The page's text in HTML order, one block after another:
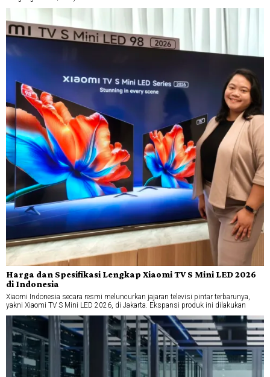
Harga dan Spesifikasi Lengkap Xiaomi TV S Mini LED 2026
di Indonesia
Xiaomi Indonesia secara resmi meluncurkan jajaran televisi pintar terbarunya,
yakni Xiaomi TV S Mini LED 2026, di Jakarta. Ekspansi produk ini dilakukan